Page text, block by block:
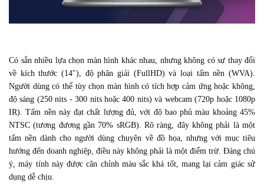
Có sẵn nhiều lựa chọn màn hình khác nhau, nhưng không có sự thay đổi
về kích thước (14″), độ phân giải (FullHD) và loại tấm nền (WVA).
Người dùng có thể tùy chọn màn hình có tích hợp cảm ứng hoặc không,
độ sáng (250 nits - 300 nits hoặc 400 nits) và webcam (720p hoặc 1080p
IR). Tấm nền này đạt chất lượng đủ, với độ bao phủ màu khoảng 45%
NTSC (tương đương gần 70% sRGB). Rõ ràng, đây không phải là một
tấm nền dành cho người dùng chuyên về đồ họa, nhưng với mục tiêu
hướng đến doanh nghiệp, điều này không phải là một điểm trừ. Đáng chú
ý, máy tính này được cân chỉnh màu sắc khá tốt, mang lại cảm giác sử
dụng dễ chịu.